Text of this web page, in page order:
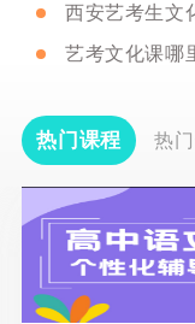
西安艺考生文
艺考文化课哪
热门课程 热